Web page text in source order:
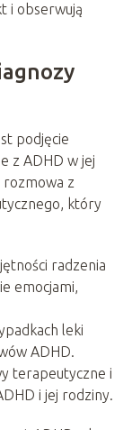
i obserwują
podjęcie
z ADHD w jej
rozmowa z
który
radzenia
emocjami,
leki
ADHD.
terapeutyczne i
i jej rodziny.